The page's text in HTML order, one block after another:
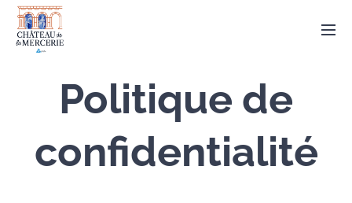
Politique de
confidentialité